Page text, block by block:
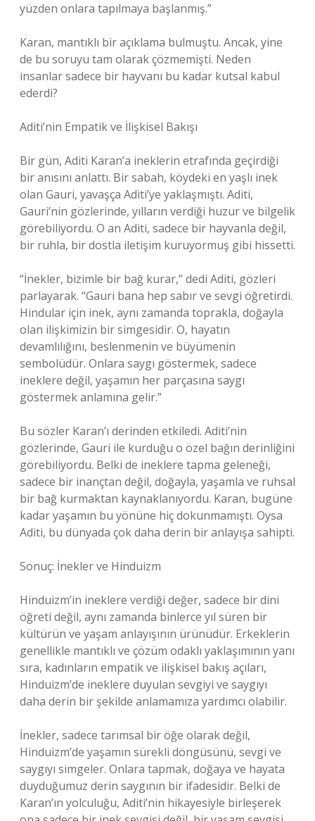
yüzden onlara tapılmaya başlanmış.”
Karan, mantıklı bir açıklama bulmuştu. Ancak, yine
de bu soruyu tam olarak çözmemişti. Neden
insanlar sadece bir hayvanı bu kadar kutsal kabul
ederdi?
Aditi’nin Empatik ve İlişkisel Bakışı
Bir gün, Aditi Karan’a ineklerin etrafında geçirdiği
bir anısını anlattı. Bir sabah, köydeki en yaşlı inek
olan Gauri, yavaşça Aditi’ye yaklaşmıştı. Aditi,
Gauri’nin gözlerinde, yılların verdiği huzur ve bilgelik
görebiliyordu. O an Aditi, sadece bir hayvanla değil,
bir ruhla, bir dostla iletişim kuruyormuş gibi hissetti.
“İnekler, bizimle bir bağ kurar,” dedi Aditi, gözleri
parlayarak. “Gauri bana hep sabır ve sevgi öğretirdi.
Hindular için inek, aynı zamanda toprakla, doğayla
olan ilişkimizin bir simgesidir. O, hayatın
devamlılığını, beslenmenin ve büyümenin
sembolüdür. Onlara saygı göstermek, sadece
ineklere değil, yaşamın her parçasına saygı
göstermek anlamına gelir.”
Bu sözler Karan’ı derinden etkiledi. Aditi’nin
gözlerinde, Gauri ile kurduğu o özel bağın derinliğini
görebiliyordu. Belki de ineklere tapma geleneği,
sadece bir inançtan değil, doğayla, yaşamla ve ruhsal
bir bağ kurmaktan kaynaklanıyordu. Karan, bugüne
kadar yaşamın bu yönüne hiç dokunmamıştı. Oysa
Aditi, bu dünyada çok daha derin bir anlayışa sahipti.
Sonuç: İnekler ve Hinduizm
Hinduizm’in ineklere verdiği değer, sadece bir dini
öğreti değil, aynı zamanda binlerce yıl süren bir
kültürün ve yaşam anlayışının ürünüdür. Erkeklerin
genellikle mantıklı ve çözüm odaklı yaklaşımının yanı
sıra, kadınların empatik ve ilişkisel bakış açıları,
Hinduizm’de ineklere duyulan sevgiyi ve saygıyı
daha derin bir şekilde anlamamıza yardımcı olabilir.
İnekler, sadece tarımsal bir öğe olarak değil,
Hinduizm’de yaşamın sürekli döngüsünü, sevgi ve
saygıyı simgeler. Onlara tapmak, doğaya ve hayata
duyduğumuz derin saygının bir ifadesidir. Belki de
Karan’ın yolculuğu, Aditi’nin hikayesiyle birleşerek